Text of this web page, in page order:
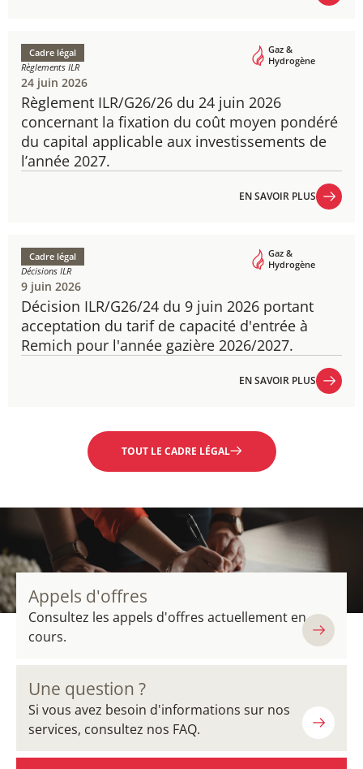
Règlement ILR/G26/26 du 24 juin 2026
concernant la fixation du coût moyen pondéré
du capital applicable aux investissements de
l’année 2027.
Cadre légal
Règlements ILR
Gaz &
Hydrogène
24 juin 2026
EN SAVOIR PLUS
Décision ILR/G26/24 du 9 juin 2026 portant
acceptation du tarif de capacité d'entrée à
Remich pour l'année gazière 2026/2027.
Cadre légal
Décisions ILR
Gaz &
Hydrogène
9 juin 2026
EN SAVOIR PLUS
TOUT LE CADRE LÉGAL
Appels d'offres
Consultez les appels d'offres actuellement en
cours.
Une question ?
Si vous avez besoin d'informations sur nos
services, consultez nos FAQ.